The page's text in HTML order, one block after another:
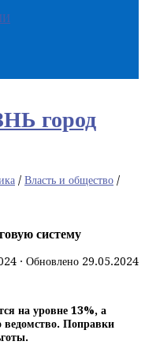
город
/ Власть и общество /
систему
· Обновлено 29.05.2024
на уровне 13%, а
ведомство. Поправки